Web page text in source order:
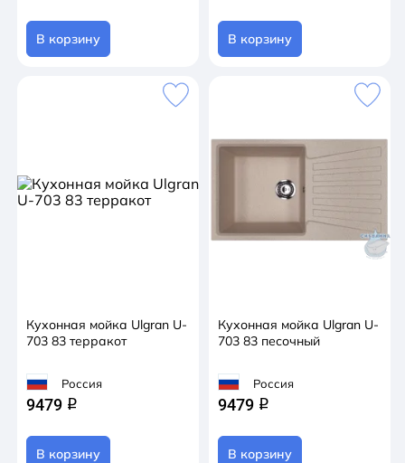
В корзину В корзину
Кухонная мойка Ulgran U-
703 83 терракот
Россия
9479 q
В корзину
Кухонная мойка Ulgran U-
703 83 песочный
Россия
9479 q
В корзину